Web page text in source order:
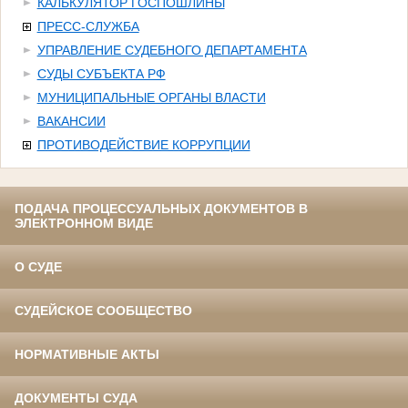
ПРЕСС-СЛУЖБА
УПРАВЛЕНИЕ СУДЕБНОГО ДЕПАРТАМЕНТА
СУДЫ СУБЪЕКТА РФ
МУНИЦИПАЛЬНЫЕ ОРГАНЫ ВЛАСТИ
ВАКАНСИИ
ПРОТИВОДЕЙСТВИЕ КОРРУПЦИИ
ПОДАЧА ПРОЦЕССУАЛЬНЫХ ДОКУМЕНТОВ В
ЭЛЕКТРОННОМ ВИДЕ
О СУДЕ
СУДЕЙСКОЕ СООБЩЕСТВО
НОРМАТИВНЫЕ АКТЫ
ДОКУМЕНТЫ СУДА